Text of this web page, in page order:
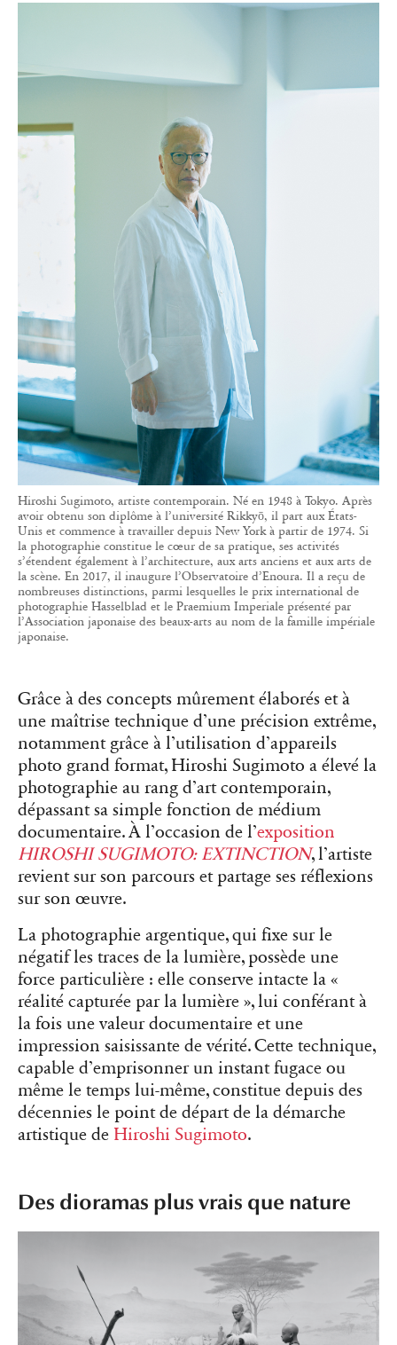
Hiroshi Sugimoto, artiste contemporain. Né en 1948 à Tokyo. Après
avoir obtenu son diplôme à l’université Rikkyō, il part aux États-
Unis et commence à travailler depuis New York à partir de 1974. Si
la photographie constitue le cœur de sa pratique, ses activités
s’étendent également à l’architecture, aux arts anciens et aux arts de
la scène. En 2017, il inaugure l’Observatoire d’Enoura. Il a reçu de
nombreuses distinctions, parmi lesquelles le prix international de
photographie Hasselblad et le Praemium Imperiale présenté par
l’Association japonaise des beaux-arts au nom de la famille impériale
japonaise.
Grâce à des concepts mûrement élaborés et à
une maîtrise technique d’une précision extrême,
notamment grâce à l’utilisation d’appareils
photo grand format, Hiroshi Sugimoto a élevé la
photographie au rang d’art contemporain,
dépassant sa simple fonction de médium
documentaire. À l’occasion de l’exposition
HIROSHI SUGIMOTO: EXTINCTION, l’artiste
revient sur son parcours et partage ses réflexions
sur son œuvre.
La photographie argentique, qui fixe sur le
négatif les traces de la lumière, possède une
force particulière : elle conserve intacte la «
réalité capturée par la lumière », lui conférant à
la fois une valeur documentaire et une
impression saisissante de vérité. Cette technique,
capable d’emprisonner un instant fugace ou
même le temps lui-même, constitue depuis des
décennies le point de départ de la démarche
artistique de Hiroshi Sugimoto.
Des dioramas plus vrais que nature